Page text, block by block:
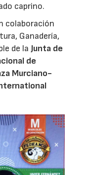
caprino.
colaboración
Ganadería,
de laJunta de
de
Murciano-